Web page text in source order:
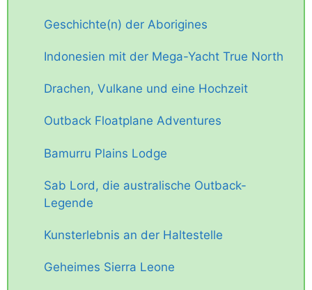
Geschichte(n) der Aborigines
Indonesien mit der Mega-Yacht True North
Drachen, Vulkane und eine Hochzeit
Outback Floatplane Adventures
Bamurru Plains Lodge
Sab Lord, die australische Outback-
Legende
Kunsterlebnis an der Haltestelle
Geheimes Sierra Leone